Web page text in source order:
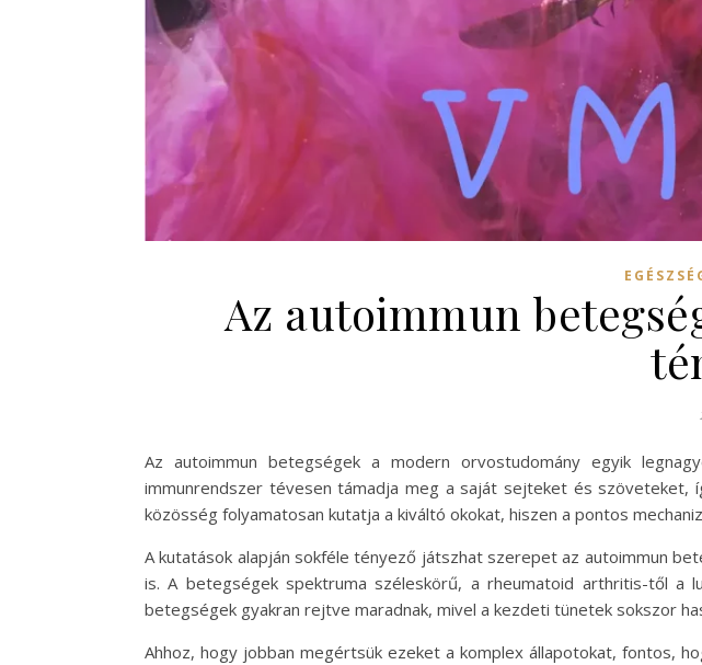
Az autoimmun
Az autoimmun betegségek a modern orvostudomány egyik
immunrendszer tévesen támadja meg a saját sejteket és szöveteket,
közösség folyamatosan kutatja a kiváltó okokat, hiszen a pontos
A kutatások alapján sokféle tényező játszhat szerepet az autoimmun
is. A betegségek spektruma széleskörű, a rheumatoid arthritis-től a
betegségek gyakran rejtve maradnak, mivel a kezdeti tünetek sokszor
Ahhoz, hogy jobban megértsük ezeket a komplex állapotokat, fontos,